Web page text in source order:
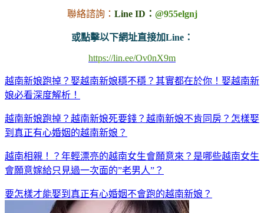
聯絡諮詢： Line ID： @955elgnj
或點擊以下網址直接加Line：
https://lin.ee/Ov0nX9m
越南新娘跑掉？娶越南新娘穩不穩？其實都在於你！娶越南新
娘必看深度解析！
越南新娘跑掉？越南新娘死要錢？越南新娘不肯同房？怎樣娶
到真正有心婚姻的越南新娘？
越南相親！？年輕漂亮的越南女生會願意來？是哪些越南女生
會願意嫁給只見過一次面的”老男人”？
要怎樣才能娶到真正有心婚姻不會跑的越南新娘？